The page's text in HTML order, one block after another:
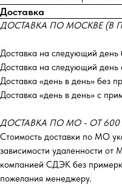
Доставка
ДОСТАВКА ПО МОСКВЕ (В
Доставка на следующий
Доставка на следующий
Доставка «день в день» без
Доставка «день в день» с
ДОСТАВКА ПО МО - ОТ 600
Стоимость доставки по МО
зависимости удаленности
компанией СДЭК без
пожелания менеджеру.